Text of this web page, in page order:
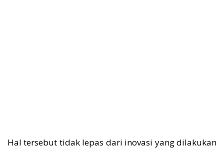
Hal tersebut tidak lepas dari inovasi yang dilakukan